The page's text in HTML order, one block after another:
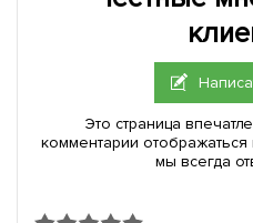
Это страница
комментарии
мы всегда